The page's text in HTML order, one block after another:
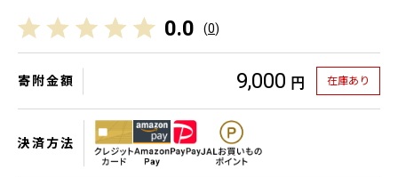
0.0 (0)
寄附金額 9,000 円 在庫あり
決済方法